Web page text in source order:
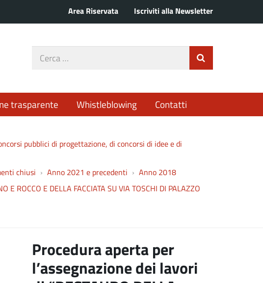
Area Riservata Iscriviti alla Newsletter
Cerca
trasparente Whistleblowing Contatti
pubblici di progettazione, di concorsi di idee e di
chiusi Anno 2021 e precedenti
Anno 2018
ROCCO E DELLA FACCIATA SU VIA TOSCHI DI PALAZZO
Procedura aperta per
l’assegnazione dei lavori